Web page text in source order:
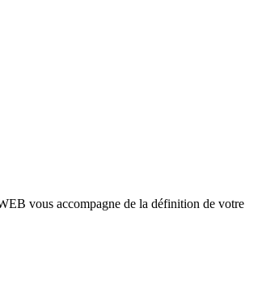
vous accompagne de la définition de votre